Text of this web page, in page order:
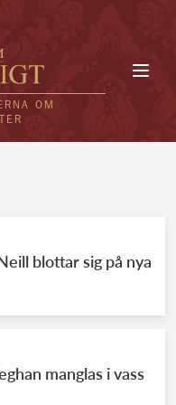
OM
blottar sig på nya
manglas i vass